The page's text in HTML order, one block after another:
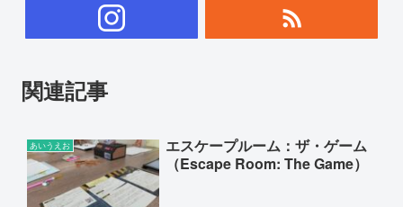
関連記事
あいうえお
エスケープルーム：ザ・ゲーム
（Escape Room: The Game）